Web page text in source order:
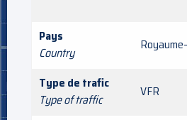
Pays
Country
Type de trafic
Type of traffic
VFR